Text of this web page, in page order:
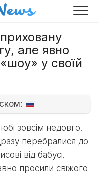
але явно
у своїй
зовсім недовго.
перебралися до
від бабусі.
просили свіжого